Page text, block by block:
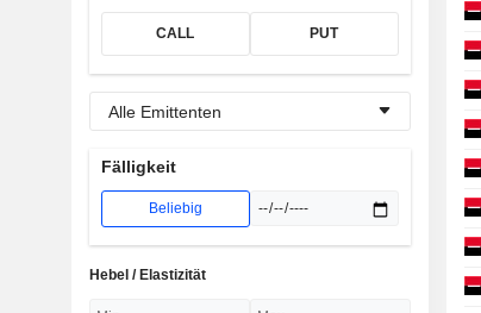
CALL PUT
Alle Emittenten
Fälligkeit
Beliebig
Hebel / Elastizität